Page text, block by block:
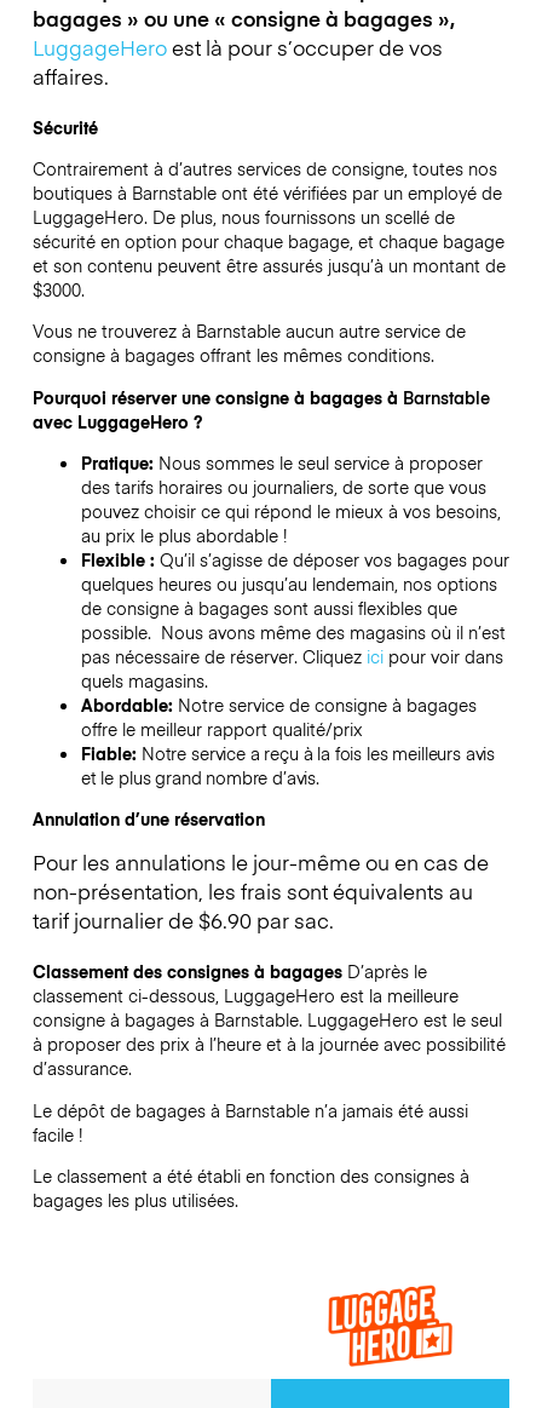
bagages » ou une « consigne à bagages »,
LuggageHeroest là pour s’occuper de vos
affaires.
Sécurité
Contrairement à d’autres services de consigne,toutes nos
boutiques à Barnstableont été vérifiées par un employé de
LuggageHero. De plus, nous fournissons un scellé de
sécurité en option pour chaque bagage, et chaque bagage
et son contenu peuvent être assurés jusqu’à un montant de
$3000.
Vous ne trouverez à Barnstableaucun autre service de
consigne à bagages offrant les mêmes conditions.
Pourquoi réserver une consigne à bagages à Barnstable
avec LuggageHero ?
Pratique: Nous sommes le seul service à proposer
des tarifs horaires ou journaliers, de sorte que vous
pouvez choisir ce qui répond le mieux à vos besoins,
au prix le plus abordable !
Flexible : Qu’il s’agisse de déposer vos bagages pour
quelques heures ou jusqu’au lendemain, nos options
de consigne à bagages sont aussi flexibles que
possible. Nous avons même des magasins où il n’est
pas nécessaire de réserver. Cliquez icipour voir dans
quels magasins.
Abordable: Notre service de consigne à bagages
offre le meilleur rapport qualité/prix
Fiable: Notre service a reçu à la fois les meilleurs avis
et le plus grand nombre d’avis.
Annulation d’une réservation
Pour les annulations le jour-même ou en cas de
non-présentation, les frais sont équivalents au
tarif journalier de $6.90 par sac.
Classement des consignes à bagages D’après le
classement ci-dessous, LuggageHero est la meilleure
consigne à bagages à Barnstable. LuggageHero est le seul
à proposer des prix à l’heure et à la journée avec possibilité
d’assurance.
Le dépôt de bagages à Barnstablen’a jamais été aussi
facile !
Le classement a été établi en fonction des consignes à
bagages les plus utilisées.